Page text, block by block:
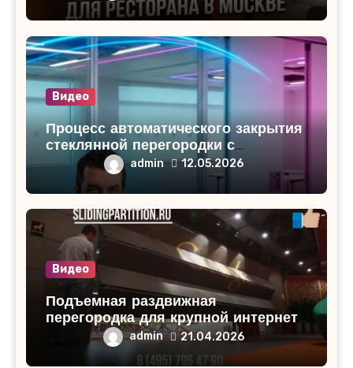
Видео
Процесс автоматического закрытия
стеклянной перегородки с
проходными дверями
admin 12.05.2026
Видео
Подъемная раздвижная
перегородка для крупной интернет-
компании: Идеальное решение для
разделения пространства
admin 21.04.2026